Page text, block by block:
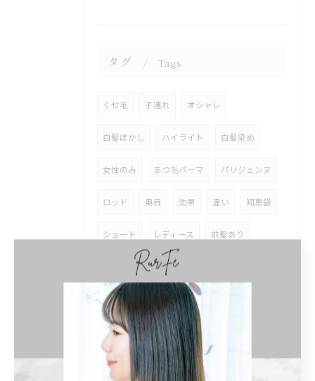
タグ Tags
くせ毛 子連れ オシャレ
白髪ぼかし ハイライト 白髪染め
女性のみ まつ毛パーマ パリジェンヌ
ロッド 奥目 効果 違い 知恵袋
ショート レディース 前髪あり
ショートボブ ボブ
イヤリングカラー ロング
トリートメント ストレートパーマ
縮毛矯正 どっちがいい